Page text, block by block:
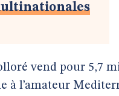
vend pour 5,7
à l’amateur